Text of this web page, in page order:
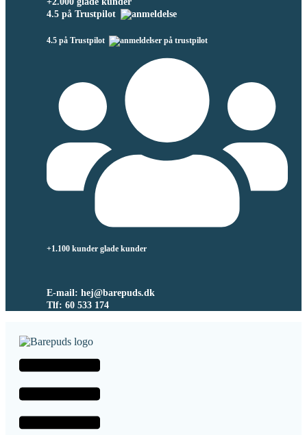
4.5 på Trustpilot
4.5 på Trustpilot
+1.100 kunder glade kunder
E-mail: hej@barepuds.dk
Tlf: 60 533 174